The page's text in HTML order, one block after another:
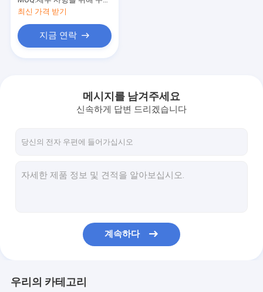
최신 가격 받기
지금 연락
메시지를 남겨주세요
신속하게 답변 드리겠습니다
계속하다
우리의 카테고리